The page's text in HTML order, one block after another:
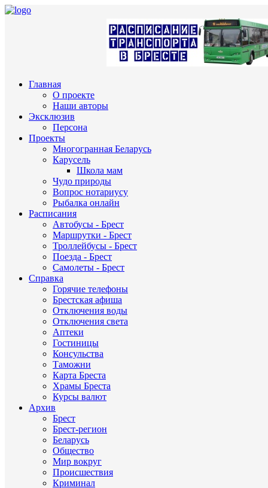
Главная
О проекте
Наши авторы
Эксклюзив
Персона
Проекты
Многогранная Беларусь
Карусель
Школа мам
Чудо природы
Вопрос нотариусу
Рыбалка онлайн
Расписания
Автобусы - Брест
Маршрутки - Брест
Троллейбусы - Брест
Поезда - Брест
Самолеты - Брест
Справка
Горячие телефоны
Брестская афиша
Отключения воды
Отключения света
Аптеки
Гостиницы
Консульства
Таможни
Карта Бреста
Храмы Бреста
Курсы валют
Архив
Брест
Брест-регион
Беларусь
Общество
Мир вокруг
Происшествия
Криминал